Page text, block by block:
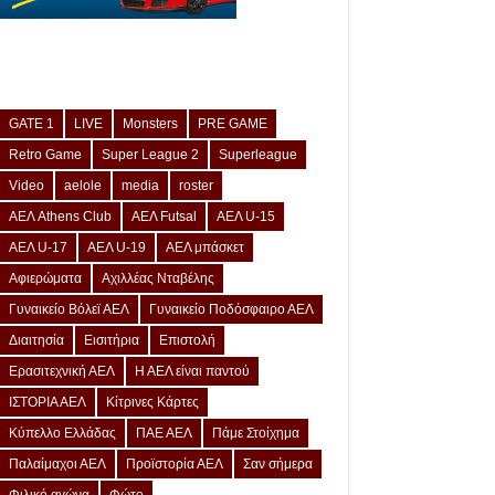
GATE 1 LIVE Monsters
PRE GAME
Retro Game
Super League 2
Superleague
Video
aelole media
roster
ΑΕΛ Athens Club
ΑΕΛ Futsal
ΑΕΛ U-15
ΑΕΛ U-17
ΑΕΛ U-19
ΑΕΛ μπάσκετ
Αφιερώματα
Αχιλλέας Νταβέλης
Γυναικείο Βόλεϊ ΑΕΛ
Γυναικείο Ποδόσφαιρο ΑΕΛ
Διαιτησία
Εισιτήρια
Επιστολή
Ερασιτεχνική ΑΕΛ
Η ΑΕΛ είναι παντού
ΙΣΤΟΡΙΑ ΑΕΛ
Κίτρινες Κάρτες
Κύπελλο Ελλάδας
ΠΑΕ ΑΕΛ
Πάμε Στοίχημα
Παλαίμαχοι ΑΕΛ
Προϊστορία ΑΕΛ
Σαν σήμερα